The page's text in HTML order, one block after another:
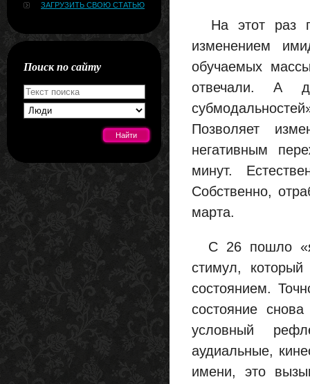
ЗАГРУЗИТЬ СВОЮ СТАТЬЮ
Поиск по сайту
На этот раз
изменением
обучаемых
отвечали. А
Позволяет
негативным
минут.
Собственно,
марта.
С 26 пошло
стимул,
состоянием.
состояние
условный
аудиальные,
имени, это